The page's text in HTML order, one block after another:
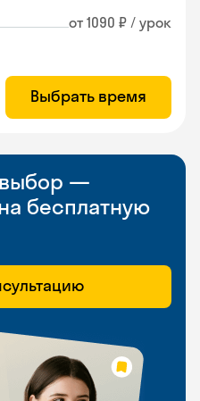
от 1090 ₽ / урок
Выбрать время
выбор —
бесплатную